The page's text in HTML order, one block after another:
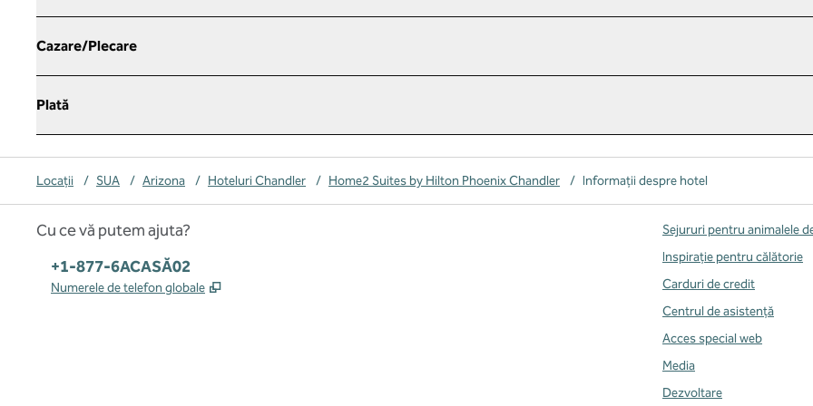
Cazare/Plecare
Plată
Locații / SUA / Arizona / Hoteluri Chandler / Home2 Suites by Hilton Phoenix Chandler / Informații despre hotel
Cu ce vă putem ajuta?
Telefon:
+1-877-6ACASĂ02
Numerele de telefon globale ,
Sejururi pentru animalele
Inspirație pentru călătorie
Carduri de credit
Centrul de asistență
Acces special web
Media
Dezvoltare